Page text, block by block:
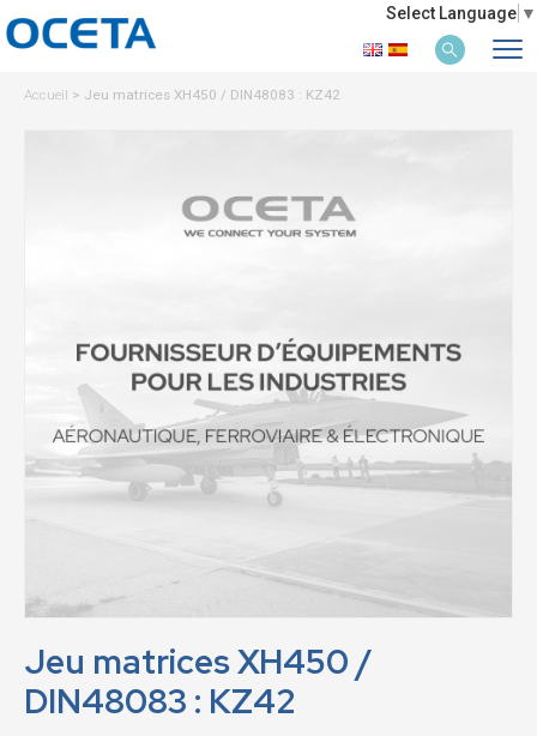
Select Language ▼
Accueil > Jeu matrices XH450 / DIN48083 : KZ42
Jeu matrices XH450 /
DIN48083 : KZ42